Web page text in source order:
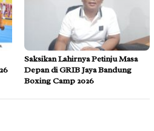
Saksikan Lahirnya Petinju Masa
Depan di GRIB Jaya Bandung
Boxing Camp 2026